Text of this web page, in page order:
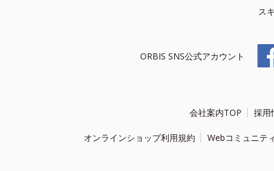
ス
ORBIS SNS公式アカウント
会社案内TOP 採用
オンラインショップ利用規約 Webコミュニテ